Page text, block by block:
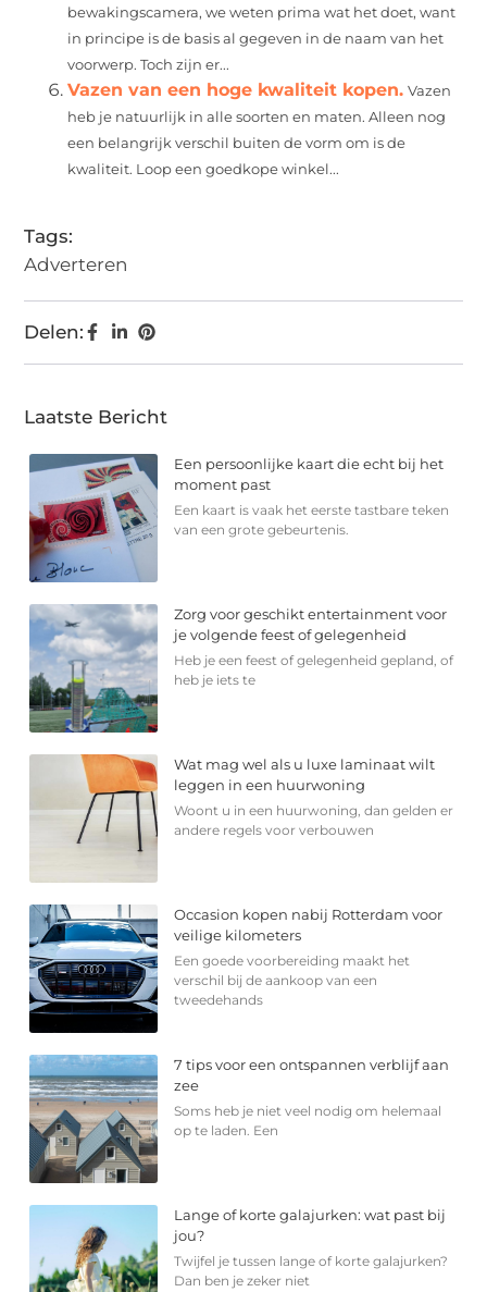
bewakingscamera, we weten prima wat het doet, want
in principe is de basis al gegeven in de naam van het
voorwerp. Toch zijn er...
Vazen van een hoge kwaliteit kopen. Vazen
heb je natuurlijk in alle soorten en maten. Alleen nog
een belangrijk verschil buiten de vorm om is de
kwaliteit. Loop een goedkope winkel...
Tags:
Adverteren
Delen:
Laatste Bericht
Een persoonlijke kaart die echt bij het
moment past
Een kaart is vaak het eerste tastbare teken
van een grote gebeurtenis.
Zorg voor geschikt entertainment voor
je volgende feest of gelegenheid
Heb je een feest of gelegenheid gepland, of
heb je iets te
Wat mag wel als u luxe laminaat wilt
leggen in een huurwoning
Woont u in een huurwoning, dan gelden er
andere regels voor verbouwen
Occasion kopen nabij Rotterdam voor
veilige kilometers
Een goede voorbereiding maakt het
verschil bij de aankoop van een
tweedehands
7 tips voor een ontspannen verblijf aan
zee
Soms heb je niet veel nodig om helemaal
op te laden. Een
Lange of korte galajurken: wat past bij
jou?
Twijfel je tussen lange of korte galajurken?
Dan ben je zeker niet